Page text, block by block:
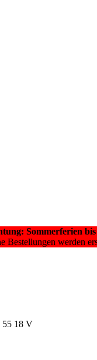
Sommerferien
Bestellungen werden
55 18 V